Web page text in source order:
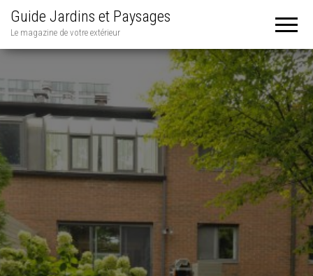
Guide Jardins et Paysages
Le magazine de votre extérieur